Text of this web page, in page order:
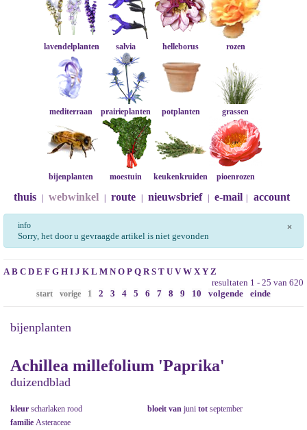
lavendelplanten salvia helleborus rozen
mediterraan prairieplanten potplanten grassen
bijenplanten moestuin keukenkruiden pioenrozen
thuis webwinkel route nieuwsbrief e-mail account
×
info
Sorry, het door u gevraagde artikel is niet gevonden
A B C D E F G H I J K L M N O P Q R S T U V W X Y Z
resultaten 1 - 25 van 620
start vorige 1 2 3 4 5 6 7 8 9 10 volgende einde
bijenplanten
Achillea millefolium 'Paprika'
duizendblad
kleur scharlaken rood bloeit van juni tot september
familie Asteraceae